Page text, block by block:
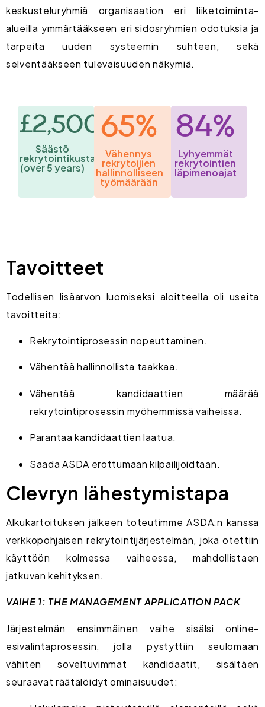
keskusteluryhmiä organisaation eri liiketoiminta-
alueilla ymmärtääkseen eri sidosryhmien odotuksia ja
tarpeita uuden systeemin suhteen, sekä
selventääkseen tulevaisuuden näkymiä.
£2,500,000
Säästö
rekrytointikustannuksissa
(over 5 years)
65%
Vähennys
rekrytoijien
hallinnolliseen
työmäärään
84%
Lyhyemmät
rekrytointien
läpimenoajat
Tavoitteet
Todellisen lisäarvon luomiseksi aloitteella oli useita
tavoitteita:
Rekrytointiprosessin nopeuttaminen.
Vähentää hallinnollista taakkaa.
Vähentää kandidaattien määrää
rekrytointiprosessin myöhemmissä vaiheissa.
Parantaa kandidaattien laatua.
Saada ASDA erottumaan kilpailijoidtaan.
Clevryn lähestymistapa
Alkukartoituksen jälkeen toteutimme ASDA:n kanssa
verkkopohjaisen rekrytointijärjestelmän, joka otettiin
käyttöön kolmessa vaiheessa, mahdollistaen
jatkuvan kehityksen.
VAIHE 1: THE MANAGEMENT APPLICATION PACK
Järjestelmän ensimmäinen vaihe sisälsi online-
esivalintaprosessin, jolla pystyttiin seulomaan
vähiten soveltuvimmat kandidaatit, sisältäen
seuraavat räätälöidyt ominaisuudet: